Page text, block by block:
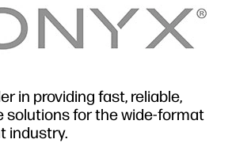
in providing fast, reliable,
solutions for the wide-format
industry.